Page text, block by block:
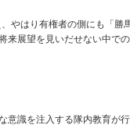
やはり有権者の側にも「勝
来展望を見いだせない中で
意識を注入する隊内教育が